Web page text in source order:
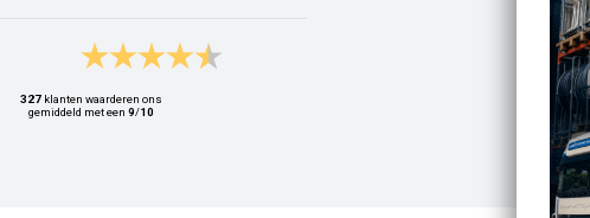
Geldrop en we hebben van het
het eind een heerlijk koud
gedronken! Top installatie !!
Hoogvliet Rotterdam
327klanten waarderen ons
gemiddeld met een 9/10